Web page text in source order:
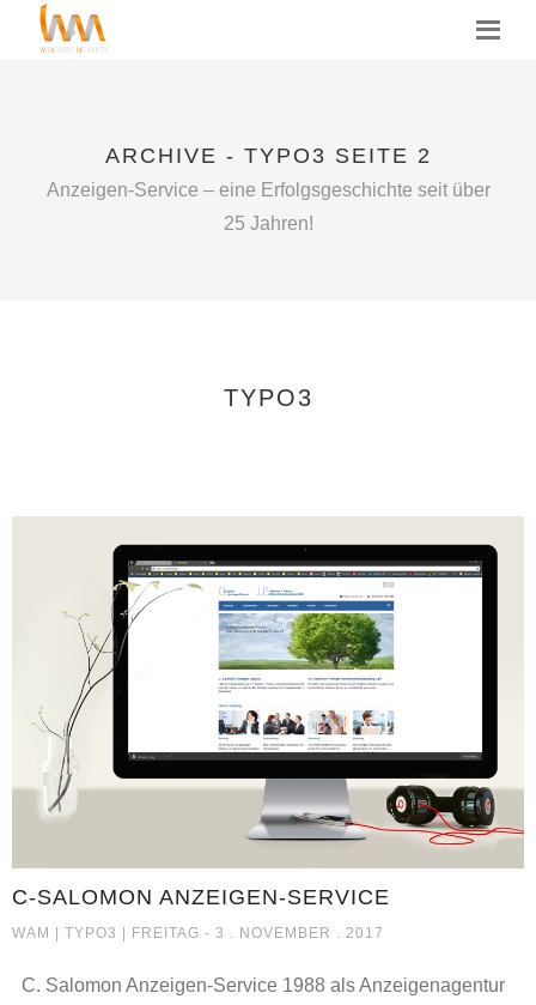
MENU
ARCHIVE - TYPO3 SEITE 2
Anzeigen-Service – eine Erfolgsgeschichte seit über
25 Jahren!
TYPO3
C-SALOMON ANZEIGEN-SERVICE
WAM | TYPO3 C-SALOMON ANZEIGEN-SERVICE
| FREITAG - 3 . NOVEMBER . 2017
C. Salomon Anzeigen-Service 1988 als Anzeigenagentur